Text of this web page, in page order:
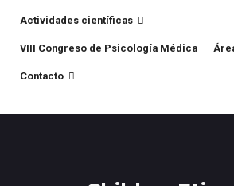
Actividades científicas
VIII Congreso de Psicología Médica
Contacto